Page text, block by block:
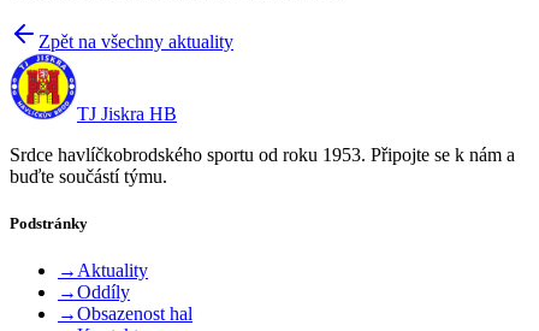
Zpět na všechny aktuality
TJ Jiskra HB
Srdce havlíčkobrodského sportu od roku 1953. Připojte se k nám a
buďte součástí týmu.
Podstránky
→ Aktuality
→Oddíly
→Obsazenost hal